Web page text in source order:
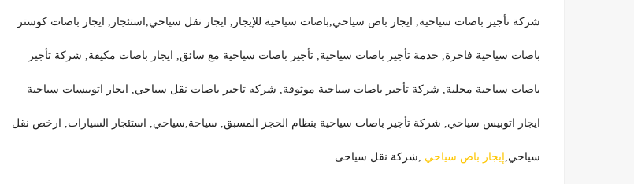
شركة تأجير باصات سياحية, ايجار باص سياحي,باصات سياحية للإيجار, ايجار نقل سياحي,استئجار, ايجار باصات كوستر
باصات سياحية فاخرة, خدمة تأجير باصات سياحية, تأجير باصات سياحية مع سائق, ايجار باصات مكيفة, شركة تأجير
باصات سياحية محلية, شركة تأجير باصات سياحية موثوقة, شركه تاجير باصات نقل سياحي, ايجار اتوبيسات سياحية
ايجار اتوبيس سياحي, شركة تأجير باصات سياحية بنظام الحجز المسبق, سياحة,سياحي, استئجار السيارات, ارخص نقل
سياحي, إيجار باص سياحي ,شركة نقل سياحى.